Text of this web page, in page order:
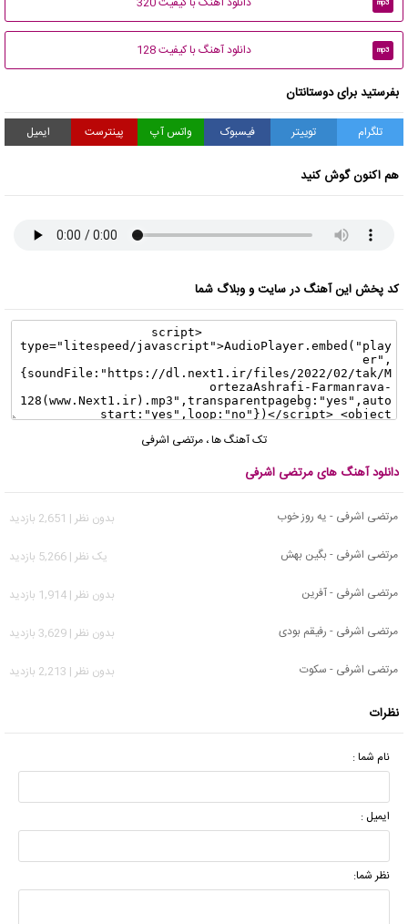
mp3
mp3 دانلود آهنگ با کیفیت 128
بفرستید برای دوستانتان
تلگرام توییتر فیسبوک واتس آپ پینترست ایمیل
هم اکنون گوش کنید
کد پخش این آهنگ در سایت و وبلاگ شما
تک آهنگ ها، مرتضی اشرفی
دانلود آهنگ های مرتضی اشرفی
مرتضی اشرفی - یه روز خوب
بدون نظر | 2,651 بازدید
مرتضی اشرفی - بگین بهش
يک نظر | 5,266 بازدید
مرتضی اشرفی - آفرین
بدون نظر | 1,914 بازدید
مرتضی اشرفی - رفیقم بودی
بدون نظر | 3,629 بازدید
مرتضی اشرفی - سکوت
بدون نظر | 2,213 بازدید
نظرات
نام شما :
ایمیل :
نظر شما: